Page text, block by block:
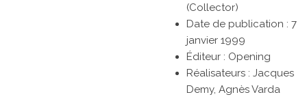
(Collector)
Date de publication : 7
janvier 1999
Éditeur : Opening
Réalisateurs : Jacques
Demy, Agnès Varda